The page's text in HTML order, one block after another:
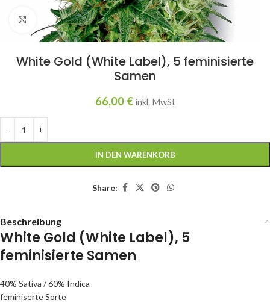
Click to enlarge
White Gold (White Label), 5 feminisierte
Samen
66,00 € inkl. MwSt
IN DEN WARENKORB
Share:
Beschreibung
White Gold (White Label), 5
feminisierte Samen
40% Sativa / 60% Indica
feminiserte Sorte